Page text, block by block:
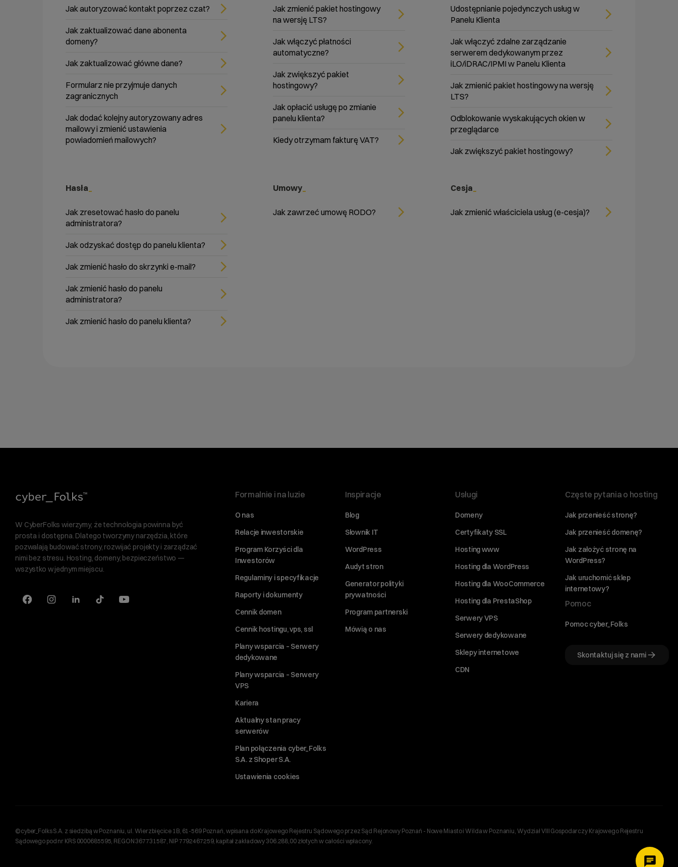
Jak autoryzować kontakt poprzez czat?
Jak zaktualizować dane abonenta
domeny?
Jak zaktualizować główne dane?
Formularz nie przyjmuje danych
zagranicznych
Jak dodać kolejny autoryzowany adres
mailowy i zmienić ustawienia
powiadomień mailowych?
Jak zmienić pakiet hostingowy
na wersję LTS?
Jak włączyć płatności
automatyczne?
Jak zwiększyć pakiet
hostingowy?
Jak opłacić usługę po zmianie
panelu klienta?
Kiedy otrzymam fakturę VAT?
Udostępnianie pojedynczych usług w
Panelu Klienta
Jak włączyć zdalne zarządzanie
serwerem dedykowanym przez
iLO/iDRAC/IPMI w Panelu Klienta
Jak zmienić pakiet hostingowy na wersję
LTS?
Odblokowanie wyskakujących okien w
przeglądarce
Jak zwiększyć pakiet hostingowy?
Hasła
Jak zresetować hasło do panelu
administratora?
Jak odzyskać dostęp do panelu klienta?
Jak zmienić hasło do skrzynki e-mail?
Jak zmienić hasło do panelu
administratora?
Jak zmienić hasło do panelu klienta?
Umowy
Jak zawrzeć umowę RODO?
Cesja
Jak zmienić właściciela usług (e-cesja)?
W CyberFolks wierzymy, że technologia powinna być
prosta i dostępna. Dlatego tworzymy narzędzia, które
pozwalają budować strony, rozwijać projekty i zarządzać
nimi bez stresu. Hosting, domeny, bezpieczeństwo —
wszystko w jednym miejscu.
Formalnie i na luzie
O nas
Relacje inwestorskie
Program Korzyści dla
Inwestorów
Regulaminy i specyfikacje
Raporty i dokumenty
Cennik domen
Cennik hostingu, vps, ssl
Plany wsparcia – Serwery
dedykowane
Plany wsparcia – Serwery
VPS
Kariera
Aktualny stan pracy
serwerów
Plan połączenia cyber_Folks
S.A. z Shoper S.A.
Ustawienia cookies
Inspiracje
Blog
Słownik IT
WordPress
Audyt stron
Generator polityki
prywatności
Program partnerski
Mówią o nas
Usługi
Domeny
Certyfikaty SSL
Hosting www
Hosting dla WordPress
Hosting dla WooCommerce
Hosting dla PrestaShop
Serwery VPS
Serwery dedykowane
Sklepy internetowe
CDN
Częste pytania o hosting
Jak przenieść stronę?
Jak przenieść domenę?
Jak założyć stronę na
WordPress?
Jak uruchomić sklep
internetowy?
Pomoc
Pomoc cyber_Folks
Skontaktuj się z nami
©cyber_Folks S.A. z siedzibą w Poznaniu, ul. Wierzbięcice 1B, 61-569 Poznań, wpisana do Krajowego Rejestru Sądowego przez Sąd Rejonowy Poznań - Nowe Miasto i Wilda w Poznaniu, Wydział VIII Gospodarczy Krajowego Rejestru
Sądowego pod nr KRS 0000685595, REGON 367731587, NIP 7792467259, kapitał zakładowy 306.288,00 złotych w całości wpłacony.